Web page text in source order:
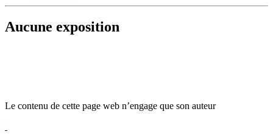
Aucune exposition
Le contenu de cette page web n’engage que son auteur